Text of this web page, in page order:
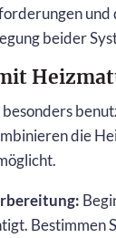
und
beider
die
Bestimmen